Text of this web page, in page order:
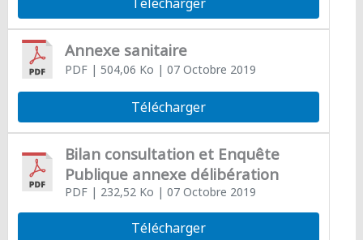
Annexe sanitaire
PDF| 504,06 Ko | 07 Octobre 2019
Télécharger
Bilan consultation et Enquête
Publique annexe délibération
PDF| 232,52 Ko | 07 Octobre 2019
Télécharger